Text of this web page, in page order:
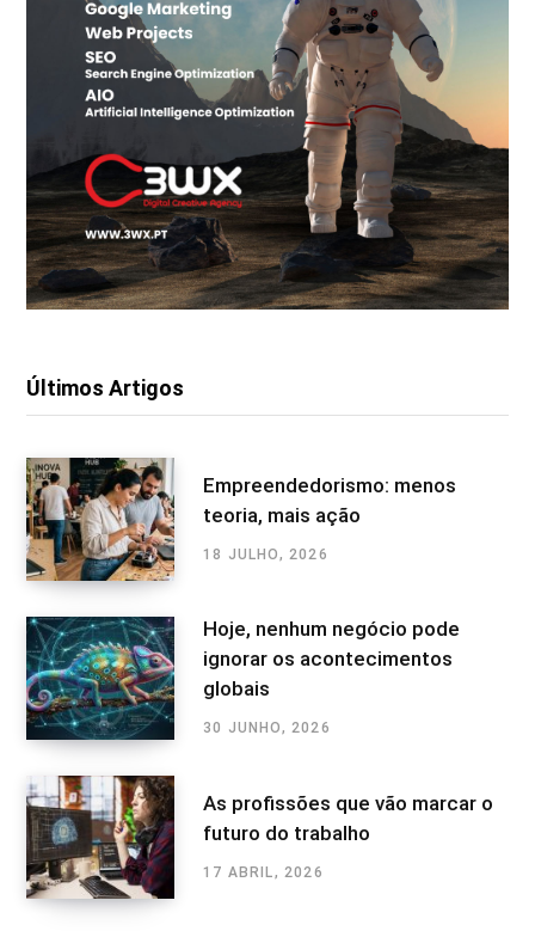
Últimos Artigos
Empreendedorismo: menos
teoria, mais ação
18 JULHO, 2026
Hoje, nenhum negócio pode
ignorar os acontecimentos
globais
30 JUNHO, 2026
As profissões que vão marcar o
futuro do trabalho
17 ABRIL, 2026